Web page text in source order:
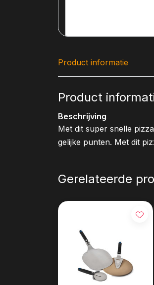
Product informatie
Product
Beschrijving
Met dit super snelle
gelijke punten. Met dit
Gerelateerde